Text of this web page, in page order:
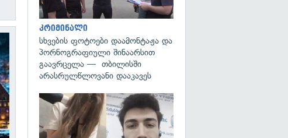
კრიმინალი
სხვების ფოტოები დაამონტაჟა და
პორნოგრაფიული შინაარსით
გაავრცელა — თბილისში
არასრულწლოვანი დააკავეს